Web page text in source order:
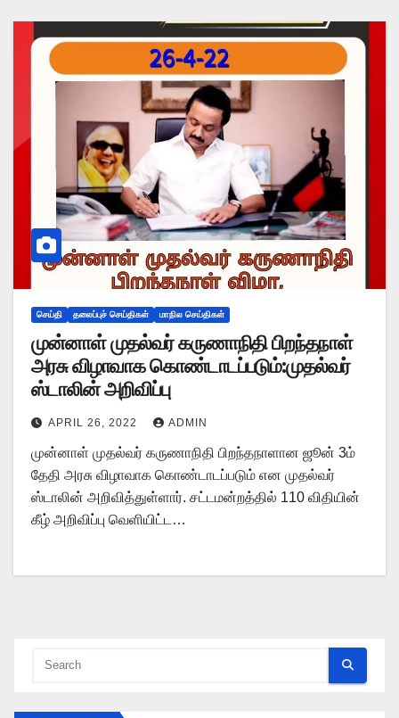
செய்தி தலைப்புச் செய்திகள் மாநில செய்திகள்
முன்னாள் முதல்வர் கருணாநிதி பிறந்தநாள்
அரசு விழாவாக கொண்டாடப்படும்:முதல்வர்
ஸ்டாலின் அறிவிப்பு
APRIL 26, 2022 ADMIN
முன்னாள் முதல்வர் கருணாநிதி பிறந்தநாளான ஜூன் 3ம்
தேதி அரசு விழாவாக கொண்டாடப்படும் என முதல்வர்
ஸ்டாலின் அறிவித்துள்ளார். சட்டமன்றத்தில் 110 விதியின்
கீழ் அறிவிப்பு வெளியிட்ட…